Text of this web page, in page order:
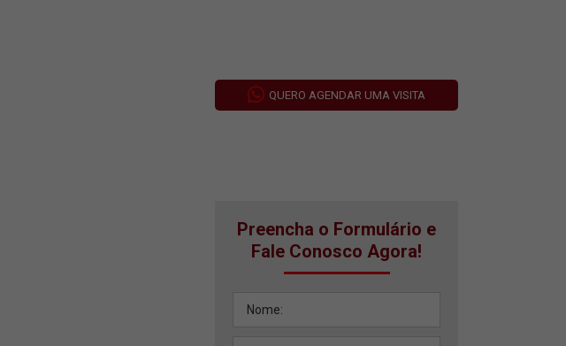
QUERO AGENDAR UMA VISITA
Preencha o Formulário e
Fale Conosco Agora!